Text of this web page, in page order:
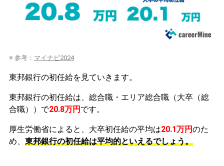
※ 参考： マイナビ2024
東邦銀行の初任給を見ていきます。
東邦銀行の初任給は、総合職・エリア総合職（大卒（総
合職））で20.8万円 です。
厚生労働省によると、大卒初任給の平均は20.1万円のた
め、 東邦銀行の初任給は平均的といえるでしょう。